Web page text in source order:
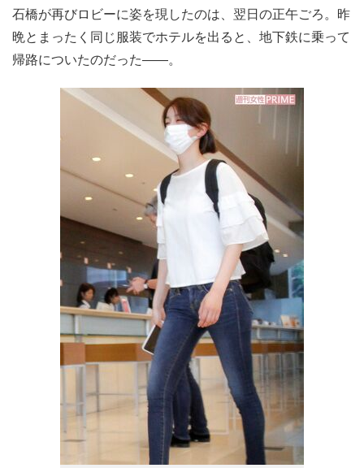
石橋が再びロビーに姿を現したのは、翌日の正午ごろ。昨
晩とまったく同じ服装でホテルを出ると、地下鉄に乗って
帰路についたのだった――。